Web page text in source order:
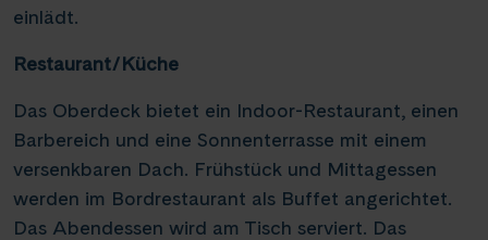
einlädt.
Restaurant/Küche
Das Oberdeck bietet ein Indoor-Restaurant, einen
Barbereich und eine Sonnenterrasse mit einem
versenkbaren Dach. Frühstück und Mittagessen
werden im Bordrestaurant als Buffet angerichtet.
Das Abendessen wird am Tisch serviert. Das